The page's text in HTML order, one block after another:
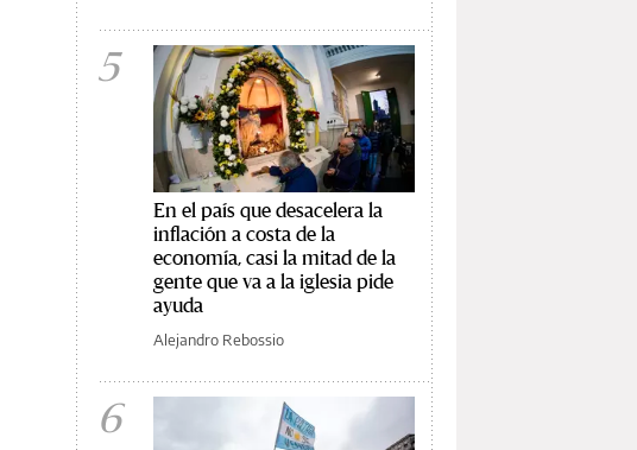
5
En el país que desacelera la
inflación a costa de la
economía, casi la mitad de la
gente que va a la iglesia pide
ayuda
Alejandro Rebossio
6